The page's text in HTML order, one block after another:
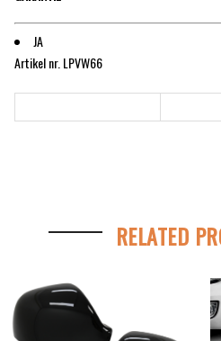
JA
Artikel nr. LPVW66
RELATED